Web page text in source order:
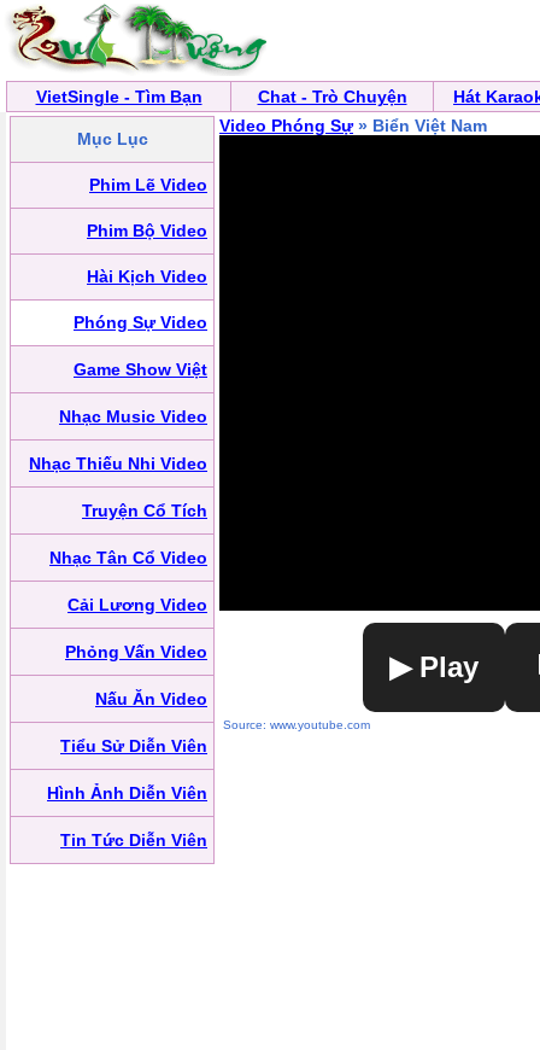
VietSingle - Tìm Bạn Chat - Trò Chuyện Hát
Mục Lục
Phim Lẽ Video
Phim Bộ Video
Hài Kịch Video
Phóng Sự Video
Game Show Việt
Nhạc Music Video
Nhạc Thiếu Nhi Video
Truyện Cổ Tích
Nhạc Tân Cổ Video
Cải Lương Video
Phỏng Vấn Video
Nấu Ăn Video
Tiểu Sử Diễn Viên
Hình Ảnh Diễn Viên
Tin Tức Diễn Viên
Video Phóng Sự» Biển Việt Nam
▶ Play
Source: www.youtube.com